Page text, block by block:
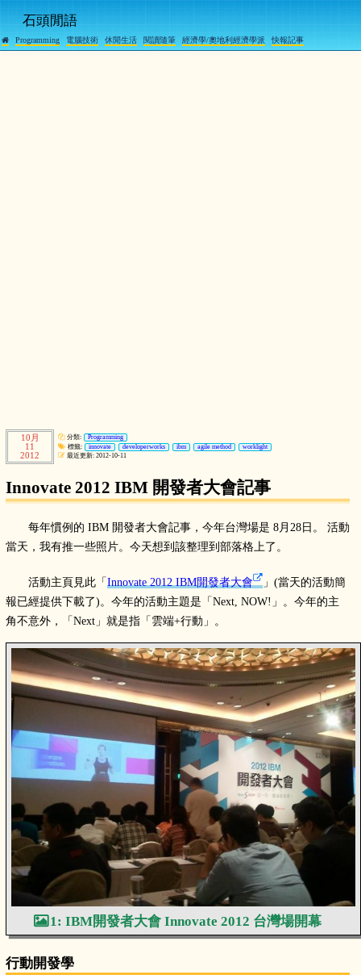
石頭閒語
 Programming 電腦技術 休閒生活 閱讀隨筆 經濟學/奧地利經濟學派 快報記事
10月
11
2012
分類:
Programming
標籤:
innovate developerworks ibm agile method
worklight
最近更新: 2012-10-11
Innovate 2012 IBM 開發者大會記事
每年慣例的 IBM 開發者大會記事，今年台灣場是 8月28日。 活動
當天，我有推一些照片。今天想到該整理到部落格上了。
活動主頁見此「Innovate 2012 IBM開發者大會
」(當天的活動簡
報已經提供下載了)。今年的活動主題是「Next, NOW!」。今年的主
角不意外，「Next」就是指「雲端+行動」。
1: IBM開發者大會 Innovate 2012 台灣場開幕
行動開發學